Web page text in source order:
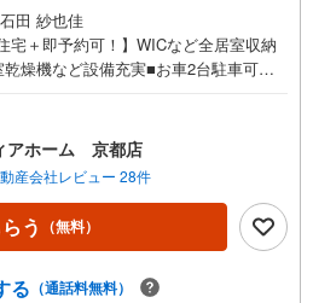
石田 紗也佳
宅＋即予約可！】WICなど全居室収納
燥機など設備充実■お車2台駐車可能
徴・お料理中も会話が弾むオープンキ
空間を確保しやすい2階建て4LDKプ
の道路に接しておりお車の出し入
長等小学校まで徒歩約20分・皇子山中
弊社が選ばれる理由 1.お金の扱い方の
ャルプランナーが資金計画をサポー
繋がりがあるため、最も低金利になる
アホーム 京都店
産会社レビュー 28件
う （無料）
る （通話料無料）